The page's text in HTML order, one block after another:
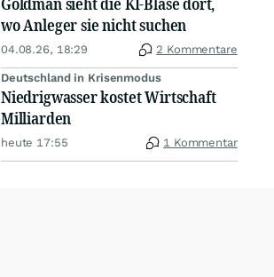
wo Anleger sie nicht suchen
04.08.26, 18:29 2 Kommentare
Deutschland in Krisenmodus
Niedrigwasser kostet Wirtschaft
Milliarden
heute 17:55 1 Kommentar